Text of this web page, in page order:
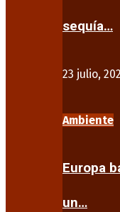
sequía…
23 julio,
Ambiente
Europa
un…